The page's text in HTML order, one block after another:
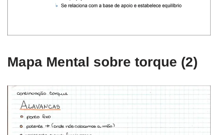
Mapa Mental sobre torque (2)